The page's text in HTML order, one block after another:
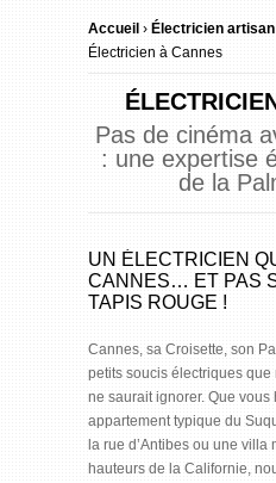
Accueil › Électricien artisan
Électricien à Cannes
Pas de cinéma
: une expertise
de la
UN ÉLECTRICIEN
CANNES… ET PAS
TAPIS ROUGE !
Cannes, sa Croisette, son
petits soucis électriques
ne saurait ignorer. Que vous
appartement typique du
la rue d’Antibes ou une villa
hauteurs de la Californie,